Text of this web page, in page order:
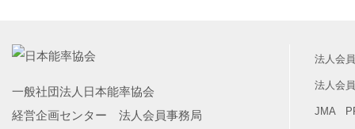
一般社団法人日本能率協会
経営企画センター 法人会員事務局
法人会
法人会
JMA